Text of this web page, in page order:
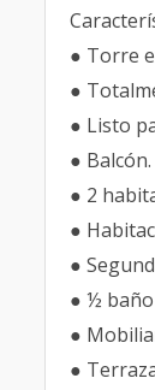
● Torre
●
● Listo
● Balcón.
● 2
●
●
● ½
●
●